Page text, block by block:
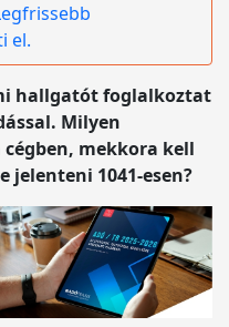
el.
hallgatót foglalkoztat
Milyen
mekkora kell
jelenteni 1041-esen?